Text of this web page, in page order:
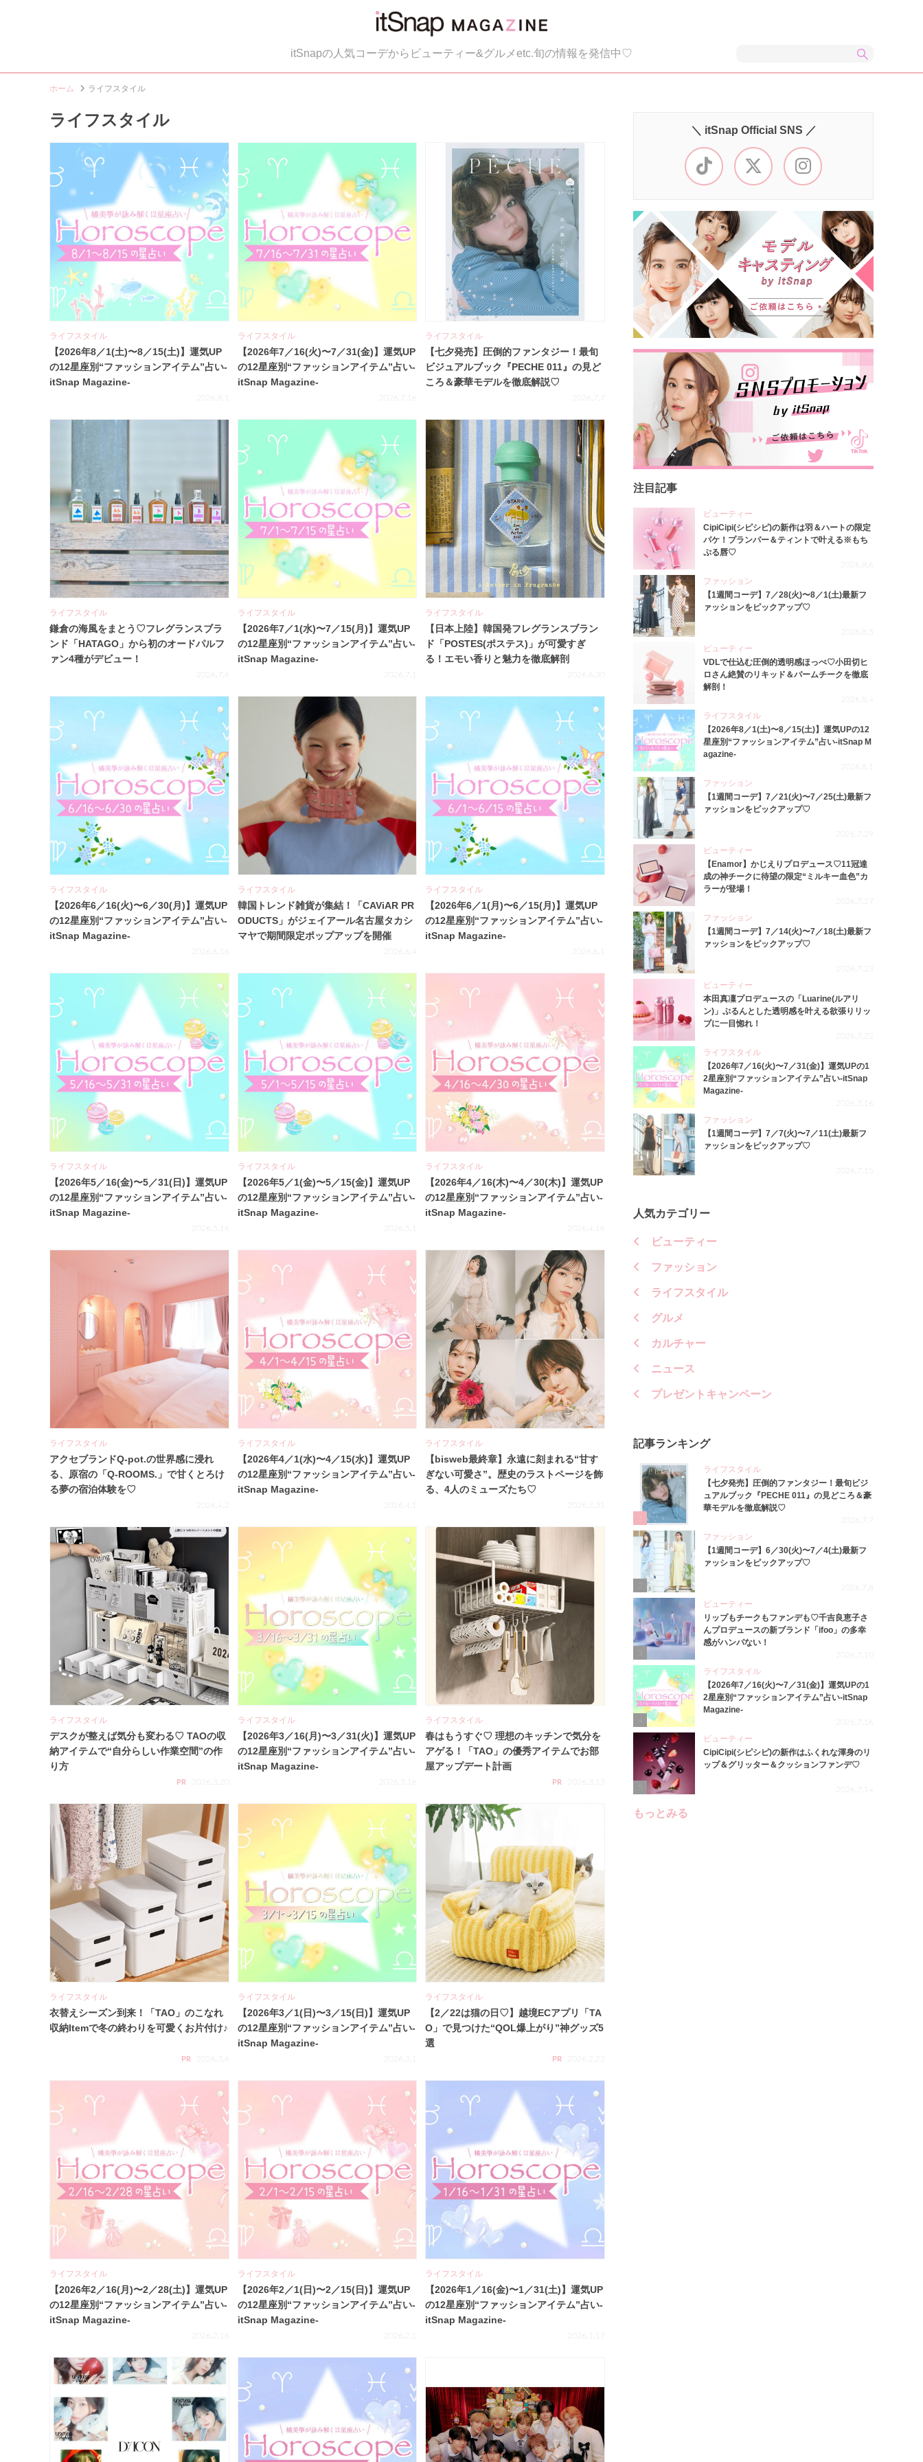
itSnapの人気コーデからビューティー&グルメetc.旬の情報を発信中♡
ホーム ライフスタイル
ライフスタイル
ライフスタイル
【2026年8／1(土)〜8／15(土)】運気UP
の12星座別“ファッションアイテム”占い-
itSnap Magazine-
2026.8.1
ライフスタイル
【2026年7／16(火)〜7／31(金)】運気UP
の12星座別“ファッションアイテム”占い-
itSnap Magazine-
2026.7.16
ライフスタイル
【七夕発売】圧倒的ファンタジー！最旬
ビジュアルブック『PECHE 011』の見ど
ころ＆豪華モデルを徹底解説♡
2026.7.7
ライフスタイル
鎌倉の海風をまとう♡フレグランスブラ
ンド「HATAGO」から初のオードパルフ
ァン4種がデビュー！
2026.7.6
ライフスタイル
【2026年7／1(水)〜7／15(月)】運気UP
の12星座別“ファッションアイテム”占い-
itSnap Magazine-
2026.7.1
ライフスタイル
【日本上陸】韓国発フレグランスブラン
ド「POSTES(ポステス)」が可愛すぎ
る！エモい香りと魅力を徹底解剖
2026.6.30
ライフスタイル
【2026年6／16(火)〜6／30(月)】運気UP
の12星座別“ファッションアイテム”占い-
itSnap Magazine-
2026.6.16
ライフスタイル
韓国トレンド雑貨が集結！「CAViAR PR
ODUCTS」がジェイアール名古屋タカシ
マヤで期間限定ポップアップを開催
2026.6.4
ライフスタイル
【2026年6／1(月)〜6／15(月)】運気UP
の12星座別“ファッションアイテム”占い-
itSnap Magazine-
2026.6.1
ライフスタイル
【2026年5／16(金)〜5／31(日)】運気UP
の12星座別“ファッションアイテム”占い-
itSnap Magazine-
2026.5.16
ライフスタイル
【2026年5／1(金)〜5／15(金)】運気UP
の12星座別“ファッションアイテム”占い-
itSnap Magazine-
2026.5.1
ライフスタイル
【2026年4／16(木)〜4／30(木)】運気UP
の12星座別“ファッションアイテム”占い-
itSnap Magazine-
2026.4.16
ライフスタイル
アクセブランドQ-pot.の世界感に浸れ
る、原宿の「Q-ROOMS.」で甘くとろけ
る夢の宿泊体験を♡
2026.4.2
ライフスタイル
【2026年4／1(水)〜4／15(水)】運気UP
の12星座別“ファッションアイテム”占い-
itSnap Magazine-
2026.4.1
ライフスタイル
【bisweb最終章】永遠に刻まれる“甘す
ぎない可愛さ”。歴史のラストページを飾
る、4人のミューズたち♡
2026.3.31
ライフスタイル
デスクが整えば気分も変わる♡ TAOの収
納アイテムで“自分らしい作業空間”の作
り方
PR 2026.3.20
ライフスタイル
【2026年3／16(月)〜3／31(火)】運気UP
の12星座別“ファッションアイテム”占い-
itSnap Magazine-
2026.3.16
ライフスタイル
春はもうすぐ♡ 理想のキッチンで気分を
アゲる！「TAO」の優秀アイテムでお部
屋アップデート計画
PR 2026.3.13
ライフスタイル
衣替えシーズン到来！「TAO」のこなれ
収納Itemで冬の終わりを可愛くお片付け♪
PR 2026.3.6
ライフスタイル
【2026年3／1(日)〜3／15(日)】運気UP
の12星座別“ファッションアイテム”占い-
itSnap Magazine-
2026.3.1
ライフスタイル
【2／22は猫の日♡】越境ECアプリ「TA
O」で見つけた“QOL爆上がり”神グッズ5
選
PR 2026.2.22
ライフスタイル
【2026年2／16(月)〜2／28(土)】運気UP
の12星座別“ファッションアイテム”占い-
itSnap Magazine-
2026.2.16
ライフスタイル
【2026年2／1(日)〜2／15(日)】運気UP
の12星座別“ファッションアイテム”占い-
itSnap Magazine-
2026.2.1
ライフスタイル
【2026年1／16(金)〜1／31(土)】運気UP
の12星座別“ファッションアイテム”占い-
itSnap Magazine-
2026.1.17
＼ itSnap Official SNS ／
注目記事
ビューティー
CipiCipi(シピシピ)の新作は羽＆ハートの限定
パケ！プランパー＆ティントで叶える※もち
ぷる唇♡
2026.8.6
ファッション
【1週間コーデ】7／28(火)〜8／1(土)最新フ
ァッションをピックアップ♡
2026.8.5
ビューティー
VDLで仕込む圧倒的透明感ほっぺ♡小田切ヒ
ロさん絶賛のリキッド＆バームチークを徹底
解剖！
2026.8.4
ライフスタイル
【2026年8／1(土)〜8／15(土)】運気UPの12
星座別“ファッションアイテム”占い-itSnap M
agazine-
2026.8.1
ファッション
【1週間コーデ】7／21(火)〜7／25(土)最新フ
ァッションをピックアップ♡
2026.7.29
ビューティー
【Enamor】かじえりプロデュース♡11冠達
成の神チークに待望の限定“ミルキー血色”カ
ラーが登場！
2026.7.27
ファッション
【1週間コーデ】7／14(火)〜7／18(土)最新フ
ァッションをピックアップ♡
2026.7.23
ビューティー
本田真凜プロデュースの「Luarine(ルアリ
ン)」ぷるんとした透明感を叶える欲張りリッ
プに一目惚れ！
2026.7.22
ライフスタイル
【2026年7／16(火)〜7／31(金)】運気UPの1
2星座別“ファッションアイテム”占い-itSnap
Magazine-
2026.7.16
ファッション
【1週間コーデ】7／7(火)〜7／11(土)最新フ
ァッションをピックアップ♡
2026.7.15
人気カテゴリー
ビューティー
ファッション
ライフスタイル
グルメ
カルチャー
ニュース
プレゼントキャンペーン
記事ランキング
ライフスタイル
【七夕発売】圧倒的ファンタジー！最旬ビジ
ュアルブック『PECHE 011』の見どころ＆豪
華モデルを徹底解説♡
2026.7.7
ファッション
【1週間コーデ】6／30(火)〜7／4(土)最新フ
ァッションをピックアップ♡
2026.7.8
3
ビューティー
リップもチークもファンデも♡千吉良恵子さ
んプロデュースの新ブランド「ifoo」の多幸
感がハンパない！
2026.7.10
4
ライフスタイル
【2026年7／16(火)〜7／31(金)】運気UPの1
2星座別“ファッションアイテム”占い-itSnap
Magazine-
2026.7.16
ビューティー
CipiCipi(シピシピ)の新作はふくれな渾身のリ
ップ＆グリッター＆クッションファンデ♡
2026.7.14
もっとみる